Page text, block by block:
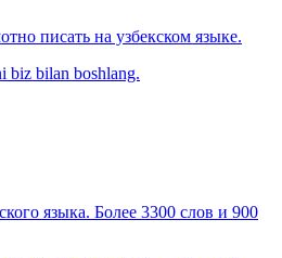
писать на узбекском языке.
biz bilan boshlang.
языка. Более 3300 слов и 900